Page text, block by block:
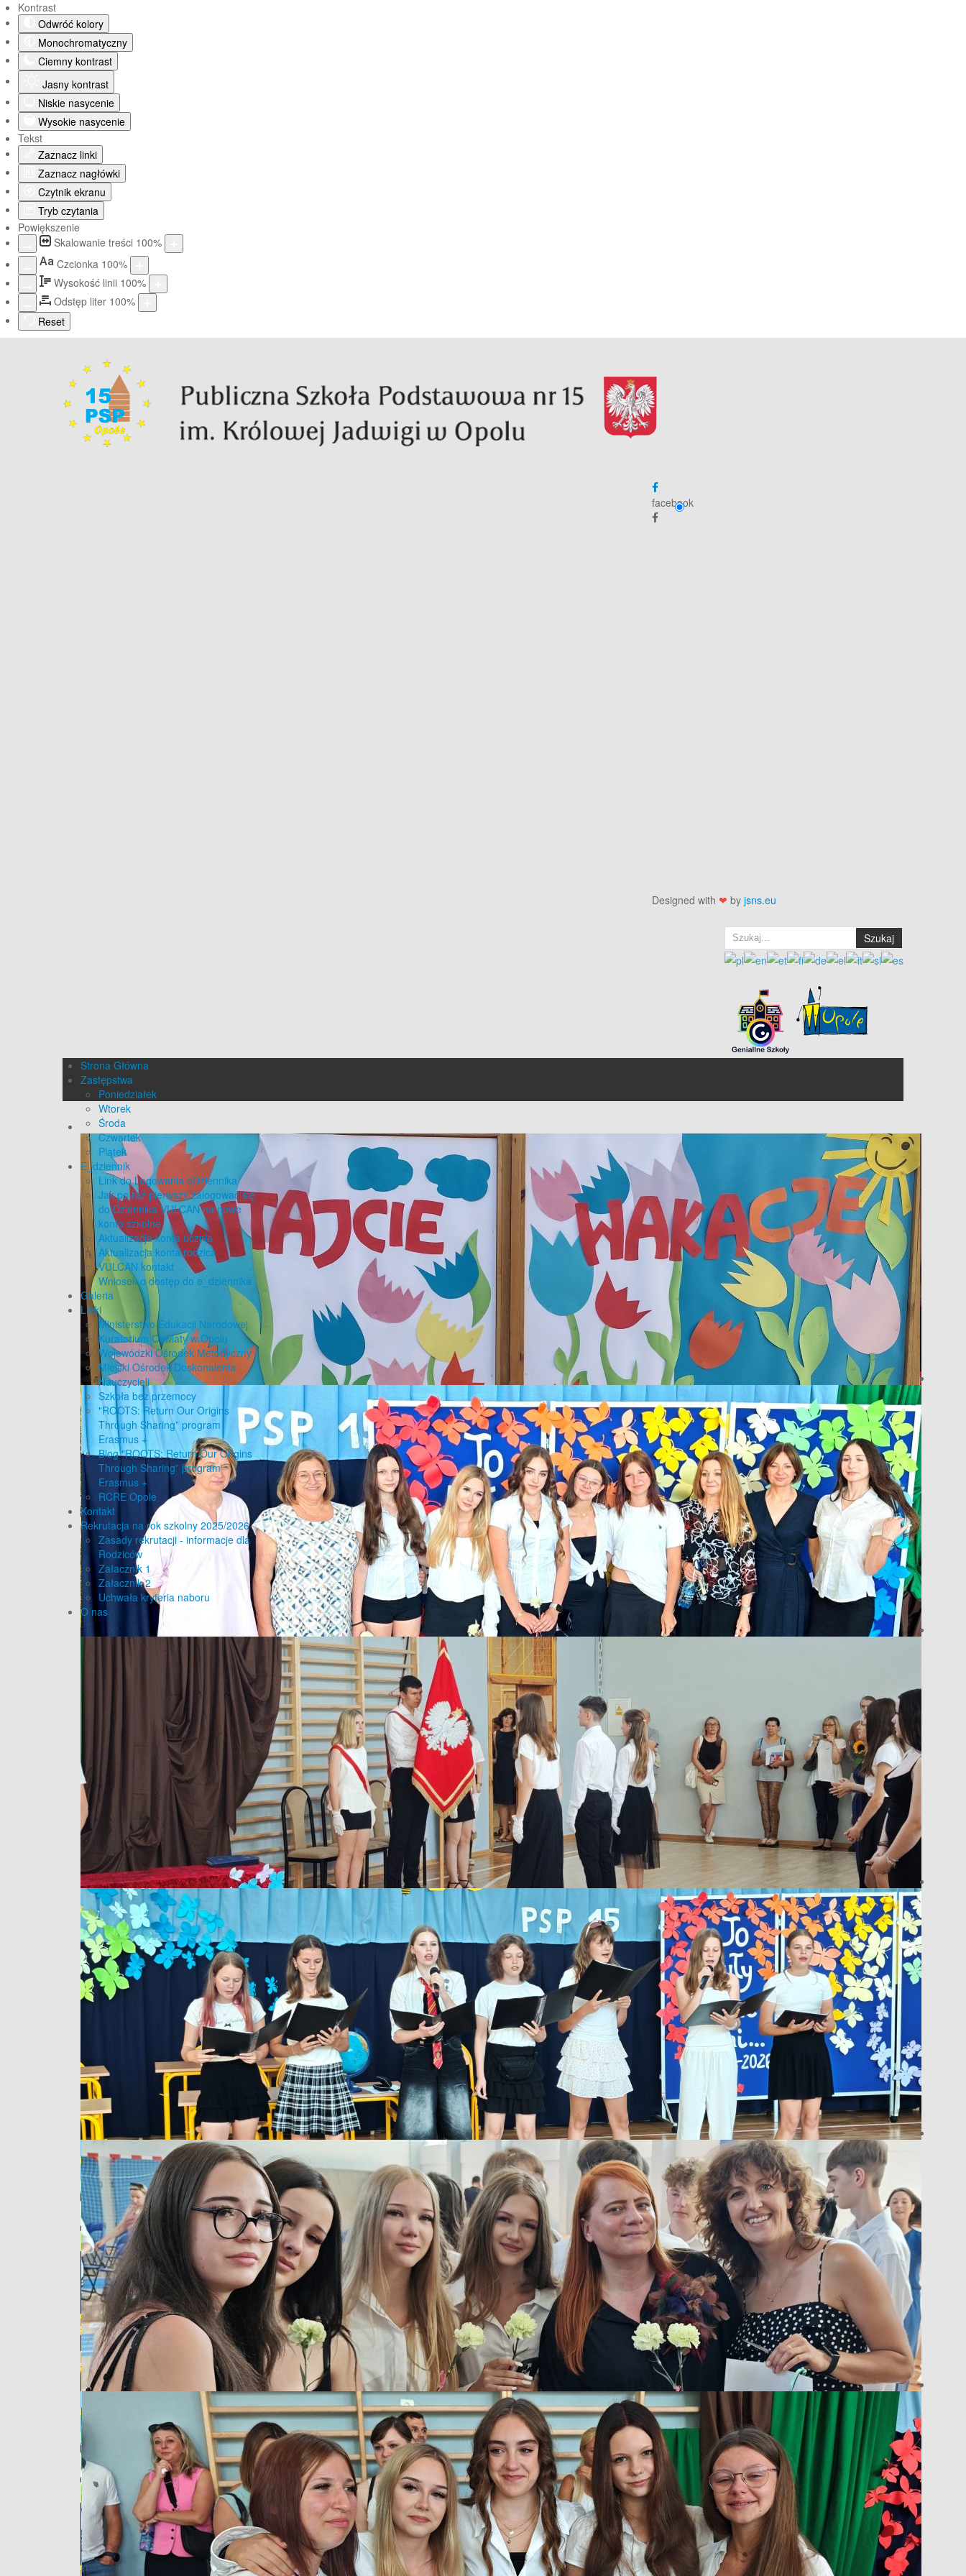
Kontrast
Odwróć kolory
Monochromatyczny
Ciemny kontrast
Jasny kontrast
Niskie nasycenie
Wysokie nasycenie
Tekst
Zaznacz linki
Zaznacz nagłówki
Czytnik ekranu
Tryb czytania
Powiększenie
Skalowanie treści 100%
Aa Czcionka 100%
Wysokość linii 100%
Odstęp liter 100%
Reset
facebook
Designed with ❤ by jsns.eu
Szukaj
Strona Główna
Zastępstwa
Poniedziałek
Wtorek
Środa
Czwartek
Piątek
E_dziennik
Link do Logowania eDziennika
Jak po raz pierwszy zalogować się
do Dziennika VULCAN na nowe
konto szkolne
Aktualizacja konta ucznia
Aktualizacja konta rodzica
VULCAN kontakt
Wniosek o dostęp do e_dziennika
Galeria
Linki
Ministerstwo Edukacji Narodowej
Kuratorium Oświaty w Opolu
Wojewódzki Ośrodek Metodyczny
Miejski Ośrodek Doskonalenia
Nauczycieli
Szkoła bez przemocy
"ROOTS: Return Our Origins
Through Sharing” program
Erasmus +
Blog "ROOTS: Return Our Origins
Through Sharing” program
Erasmus +
RCRE Opole
Kontakt
Rekrutacja na rok szkolny 2025/2026
Zasady rekrutacji - informacje dla
Rodziców
Załacznik 1
Załacznik 2
Uchwała kryteria naboru
O nas